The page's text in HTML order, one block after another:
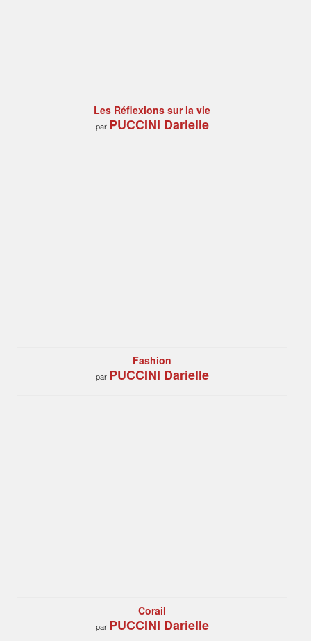
Les Réflexions sur la vie
par PUCCINI Darielle
Fashion
par PUCCINI Darielle
Corail
par PUCCINI Darielle